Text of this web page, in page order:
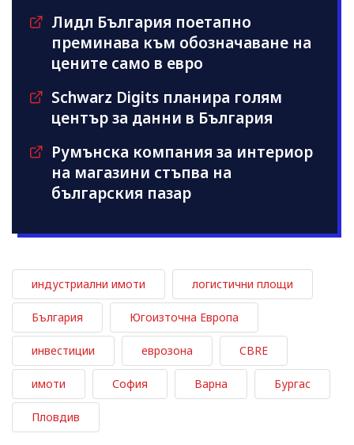
Лидл България поетапно
преминава към обозначаване на
цените само в евро
Schwarz Digits планира голям
център за данни в България
Румънска компания за интериор
на магазини стъпва на
българския пазар
индустриални имоти логистични площи
България Югоизточна Европа
инвестиции еврозона CBRE
имоти София Варна Бургас
Пловдив